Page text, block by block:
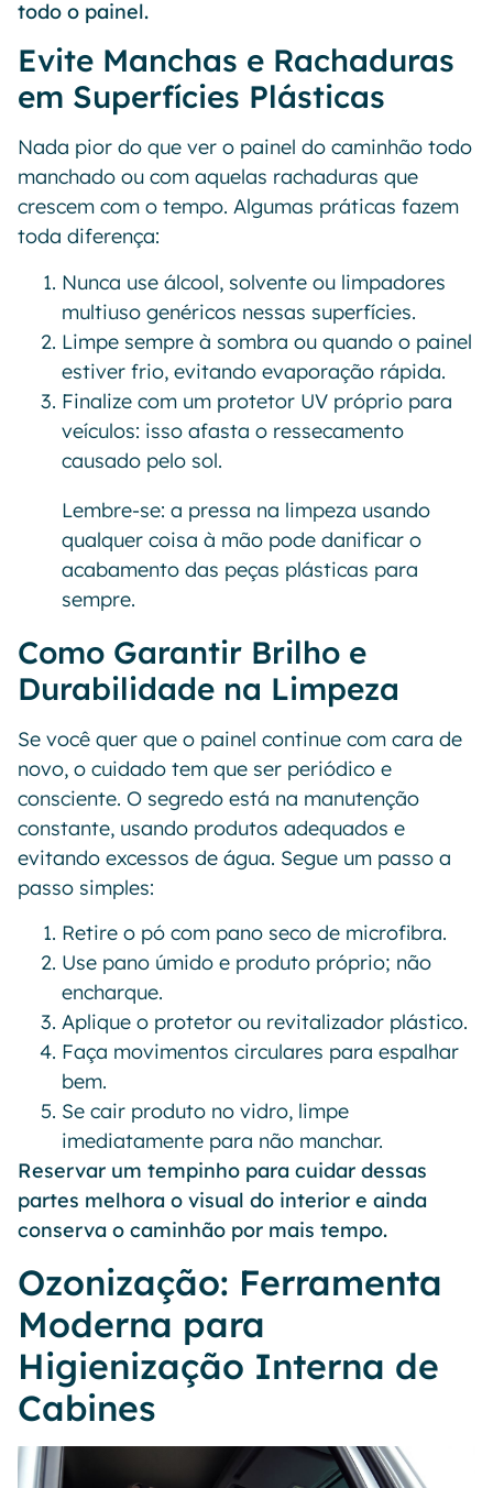
todo o painel.
Evite Manchas e Rachaduras
em Superfícies Plásticas
Nada pior do que ver o painel do caminhão todo
manchado ou com aquelas rachaduras que
crescem com o tempo. Algumas práticas fazem
toda diferença:
Nunca use álcool, solvente ou limpadores
multiuso genéricos nessas superfícies.
Limpe sempre à sombra ou quando o painel
estiver frio, evitando evaporação rápida.
Finalize com um protetor UV próprio para
veículos: isso afasta o ressecamento
causado pelo sol.
Lembre-se: a pressa na limpeza usando
qualquer coisa à mão pode danificar o
acabamento das peças plásticas para
sempre.
Como Garantir Brilho e
Durabilidade na Limpeza
Se você quer que o painel continue com cara de
novo, o cuidado tem que ser periódico e
consciente. O segredo está na manutenção
constante, usando produtos adequados e
evitando excessos de água. Segue um passo a
passo simples:
Retire o pó com pano seco de microfibra.
Use pano úmido e produto próprio; não
encharque.
Aplique o protetor ou revitalizador plástico.
Faça movimentos circulares para espalhar
bem.
Se cair produto no vidro, limpe
imediatamente para não manchar.
Reservar um tempinho para cuidar dessas
partes melhora o visual do interior e ainda
conserva o caminhão por mais tempo.
Ozonização: Ferramenta
Moderna para
Higienização Interna de
Cabines